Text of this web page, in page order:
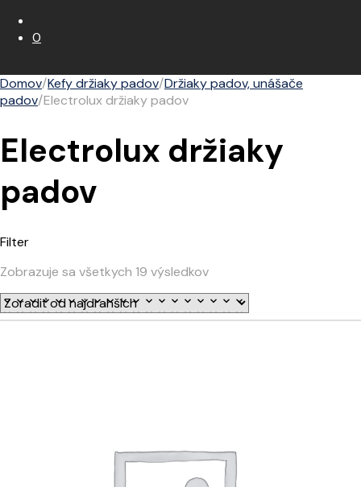
0
Domov/Kefy držiaky padov/Držiaky padov, unášače
padov/Electrolux držiaky padov
Electrolux držiaky
padov
Filter
Zobrazuje sa všetkych 19 výsledkov